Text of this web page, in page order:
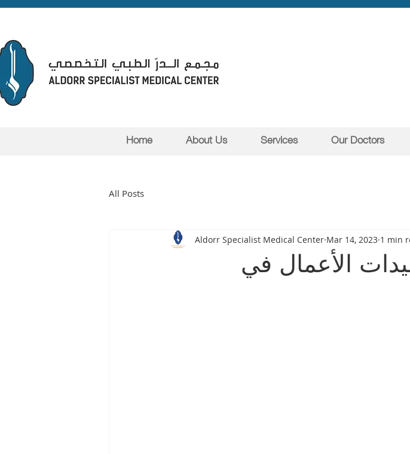
All Posts
الأعمال في
Aldorr Specialist Medical Center Mar 14, 2023 1 min
Home About Us Services Our Doctors